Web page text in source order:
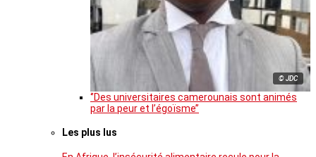
© JDC
‘’Des universitaires camerounais sont animés
par la peur et l’égoïsme’’
Les plus lus